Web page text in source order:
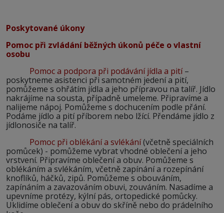
Poskytované úkony
Pomoc při zvládání běžných úkonů péče o vlastní
osobu
Pomoc a podpora při podávání jídla a pití–
poskytneme asistenci při samotném jedení a pití,
pomůžeme s ohřátím jídla a jeho přípravou na talíř. Jídlo
nakrájíme na sousta, případně umeleme. Připravíme a
nalijeme nápoj. Pomůžeme s dochucením podle přání.
Podáme jídlo a pití příborem nebo lžící. Přendáme jídlo z
jídlonosiče na talíř.
Pomoc při oblékání a svlékání(včetně speciálních
pomůcek) - pomůžeme vybrat vhodné oblečení a jeho
vrstvení. Připravíme oblečení a obuv. Pomůžeme s
oblékáním a svlékáním, včetně zapínání a rozepínání
knoflíků, háčků, zipů. Pomůžeme s obouváním,
zapínáním a zavazováním obuvi, zouváním. Nasadíme a
upevníme protézy, kýlní pás, ortopedické pomůcky.
Uklidíme oblečení a obuv do skříně nebo do prádelního